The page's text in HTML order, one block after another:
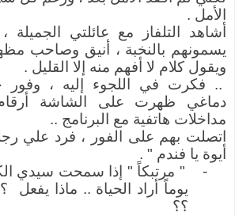
الأمل .
أشاهد التلفاز مع عائلتي
يسمونهم بالنخبة ، أنيق وصاحب
ويقول كلام لا أفهم منه إلا القليل .
.. فكرت في اللجوء إليه ، وفور
دماغي ظهرت على الشاشة
مداخلات هاتفية مع البرنامج ..
اتصلت بهم على الفور ، فرد علي
أيوة يا فندم " .
-
" مرتبكاً " إذا سمحت سيدي
يوماً أراد الحياة .. ماذا يفعل
؟؟